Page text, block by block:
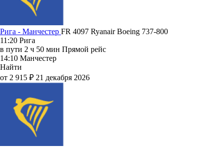
Рига - Манчестер FR 4097 RyanairBoeing 737-800
11:20 Рига
в пути 2 ч 50 мин Прямой рейс
14:10 Манчестер
Найти
от 2 915 ₽ 21 декабря 2026